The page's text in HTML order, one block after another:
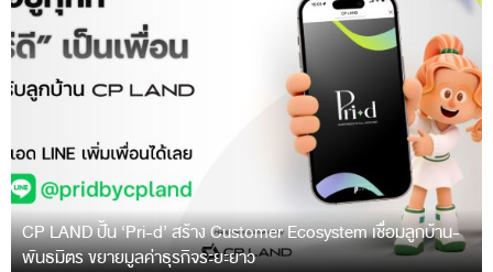
CP LAND ปั้น ‘Pri-d’ สร้าง Customer Ecosystem เชื่อมลูกบ้าน-
พันธมิตร ขยายมูลค่าธุรกิจระยะยาว